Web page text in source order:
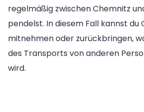
regelmäßig zwischen Chemnitz
pendelst. In diesem Fall kannst du
mitnehmen oder zurückbringen,
des Transports von anderen
wird.